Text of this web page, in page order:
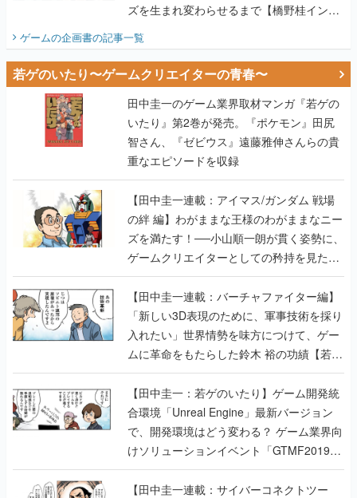
ズを生まれ変わらせるまで【橋野桂インタ
ゲームの企画書の記事一覧
若ゲのいたり〜ゲームクリエイターの青春〜
田中圭一のゲーム業界取材マンガ『若ゲの
いたり』第2巻が発売。『ポケモン』田尻
智さん、『ゼビウス』遠藤雅伸さんらの貴
重なエピソードを収録
【田中圭一連載：アイマス/ガンダム 戦場
の絆 編】わがままな王様のわがままなニー
ズを満たす！──小山順一朗が貫く姿勢に、
ゲームクリエイターとしての矜持を見た
【若ゲのいたり最終回】
【田中圭一連載：バーチャファイター編】
「新しい3D表現のために、軍事技術を採り
入れたい」世界情勢を味方につけて、ゲー
ムに革命をもたらした鈴木 裕の功績【若ゲ
のいたり】
【田中圭一：若ゲのいたり】ゲーム開発統
合環境「Unreal Engine」最新バージョン
で、開発環境はどう変わる？ ゲーム業界向
けソリューションイベント「GTMF2019」
に行って、より理解を深めよう【PR】
【田中圭一連載：サイバーコネクトツー